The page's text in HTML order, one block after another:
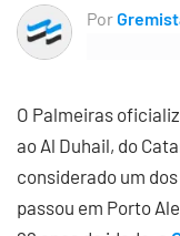
Por
O Palmeiras
ao Al Duhail, do
considerado um
passou em Porto